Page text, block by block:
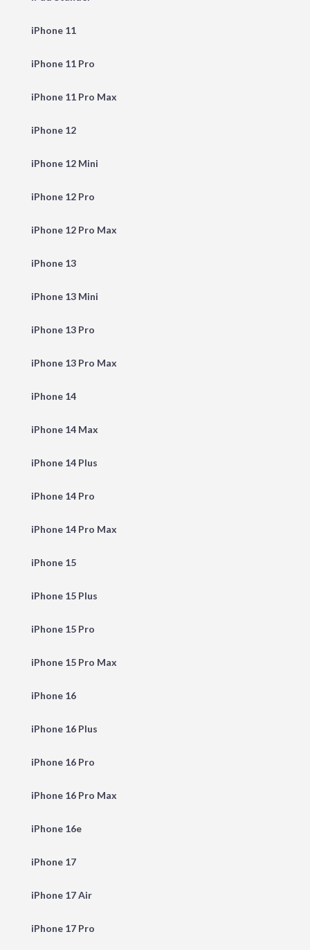
iPhone 11
iPhone 11 Pro
iPhone 11 Pro Max
iPhone 12
iPhone 12 Mini
iPhone 12 Pro
iPhone 12 Pro Max
iPhone 13
iPhone 13 Mini
iPhone 13 Pro
iPhone 13 Pro Max
iPhone 14
iPhone 14 Max
iPhone 14 Plus
iPhone 14 Pro
iPhone 14 Pro Max
iPhone 15
iPhone 15 Plus
iPhone 15 Pro
iPhone 15 Pro Max
iPhone 16
iPhone 16 Plus
iPhone 16 Pro
iPhone 16 Pro Max
iPhone 16e
iPhone 17
iPhone 17 Air
iPhone 17 Pro